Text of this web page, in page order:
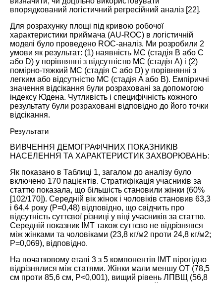
впорядкований логістичний регресійний аналіз [22].
Для розрахунку площі під кривою робочої
характеристики приймача (AU-ROC) в логістичній
моделі було проведено ROC-аналіз. Ми розробили 2
умови як результат: (1) наявність МС (стадія B або C
або D) у порівнянні з відсутністю МС (стадія A) і (2)
помірно-тяжкий МС (стадія C або D) у порівнянні з
легким або відсутністю МС (стадія A або B). Емпіричні
значення відсікання були розраховані за допомогою
індексу Юдена. Чутливість і специфічність кожного
результату були розраховані відповідно до його точки
відсікання.
Результати
ВИВЧЕННЯ ДЕМОГРАФІЧНИХ ПОКАЗНИКІВ
НАСЕЛЕННЯ ТА ХАРАКТЕРИСТИК ЗАХВОРЮВАНЬ:
Як показано в Таблиці 1, загалом до аналізу було
включено 170 пацієнтів. Стратифікація учасників за
статтю показала, що більшість становили жінки (60%
[102/170]). Середній вік жінок і чоловіків становив 63,3
і 64,4 року (P=0,48) відповідно, що свідчить про
відсутність суттєвої різниці у віці учасників за статтю.
Середній показник ІМТ також суттєво не відрізнявся
між жінками та чоловіками (23,8 кг/м2 проти 24,8 кг/м2;
P=0,069), відповідно.
На початковому етапі 3 з 5 компонентів ІМТ вірогідно
відрізнялися між статями. Жінки мали меншу ОТ (78,5
см проти 85,6 см, P<0,001), вищий рівень ЛПВЩ (56,8